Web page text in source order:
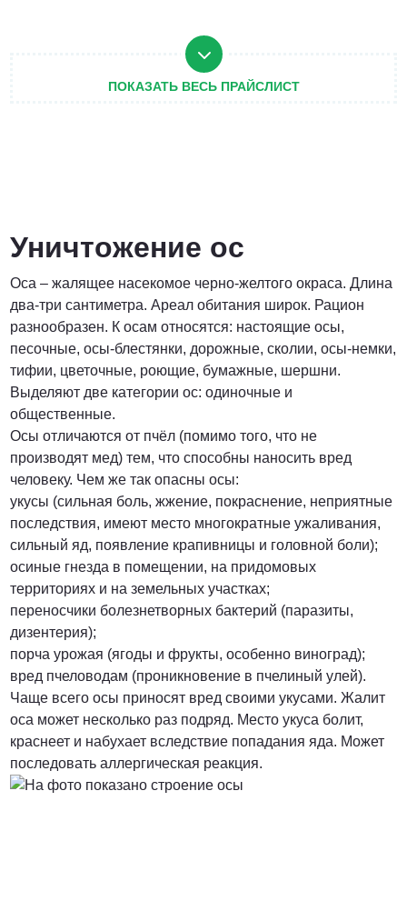
ПОЗВОНИТЬ
Договорная
ПОЗВОНИТЬ
ПОЗВОНИТЬ
от 5000 руб.
ПОЗВОНИТЬ
Договорная
ПОКАЗАТЬ ВЕСЬ ПРАЙСЛИСТ
Уничтожение ос
Оса – жалящее насекомое черно-желтого окраса. Длина
два-три сантиметра. Ареал обитания широк. Рацион
разнообразен. К осам относятся: настоящие осы,
песочные, осы-блестянки, дорожные, сколии, осы-немки,
тифии, цветочные, роющие, бумажные, шершни.
Выделяют две категории ос: одиночные и
общественные.
Осы отличаются от пчёл (помимо того, что не
производят мед) тем, что способны наносить вред
человеку. Чем же так опасны осы:
укусы (сильная боль, жжение, покраснение, неприятные
последствия, имеют место многократные ужаливания,
сильный яд, появление крапивницы и головной боли);
осиные гнезда в помещении, на придомовых
территориях и на земельных участках;
переносчики болезнетворных бактерий (паразиты,
дизентерия);
порча урожая (ягоды и фрукты, особенно виноград);
вред пчеловодам (проникновение в пчелиный улей).
Чаще всего осы приносят вред своими укусами. Жалит
оса может несколько раз подряд. Место укуса болит,
краснеет и набухает вследствие попадания яда. Может
последовать аллергическая реакция.